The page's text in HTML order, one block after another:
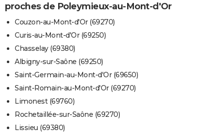
proches de Poleymieux-au-Mont-d'Or
Couzon-au-Mont-d'Or (69270)
Curis-au-Mont-d'Or (69250)
Chasselay (69380)
Albigny-sur-Saône (69250)
Saint-Germain-au-Mont-d'Or (69650)
Saint-Romain-au-Mont-d'Or (69270)
Limonest (69760)
Rochetaillée-sur-Saône (69270)
Lissieu (69380)